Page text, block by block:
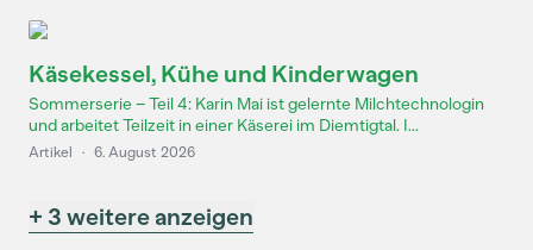
Käsekessel, Kühe und Kinderwagen
Sommerserie – Teil 4: Karin Mai ist gelernte Milchtechnologin
und arbeitet Teilzeit in einer Käserei im Diemtigtal. I...
Artikel · 6. August 2026
+ 3 weitere anzeigen